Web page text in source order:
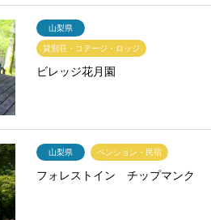
山梨県
貸別荘・コテージ・ロッジ
ビレッジ花月園
山梨県 ペンション・民宿
フォレストイン チップマンク